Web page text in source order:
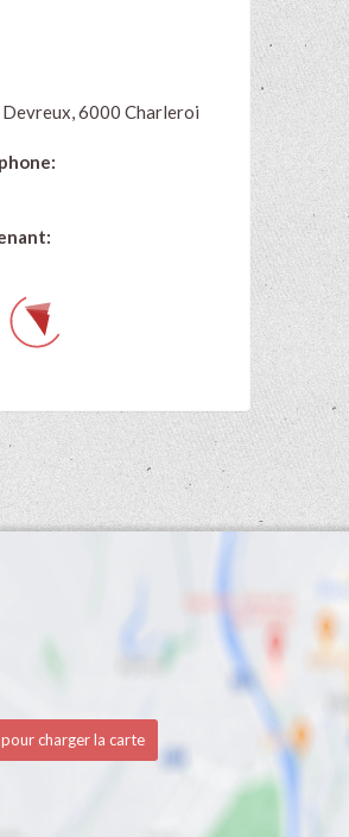
6000 Charleroi
charger la carte